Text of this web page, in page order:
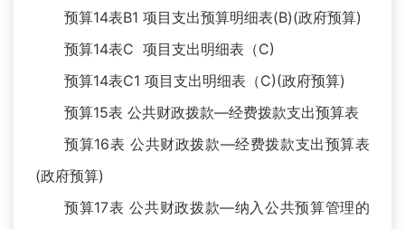
预算14表B1 项目支出预算明细表(B)(政府预算)
预算14表C 项目支出明细表（C)
预算14表C1 项目支出明细表（C)(政府预算)
预算15表 公共财政拨款—经费拨款支出预算表
预算16表 公共财政拨款—经费拨款支出预算表
(政府预算)
预算17表 公共财政拨款—纳入公共预算管理的